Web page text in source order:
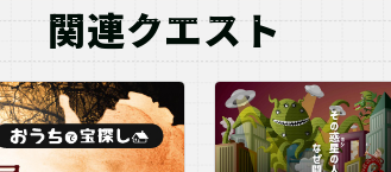
関連クエスト